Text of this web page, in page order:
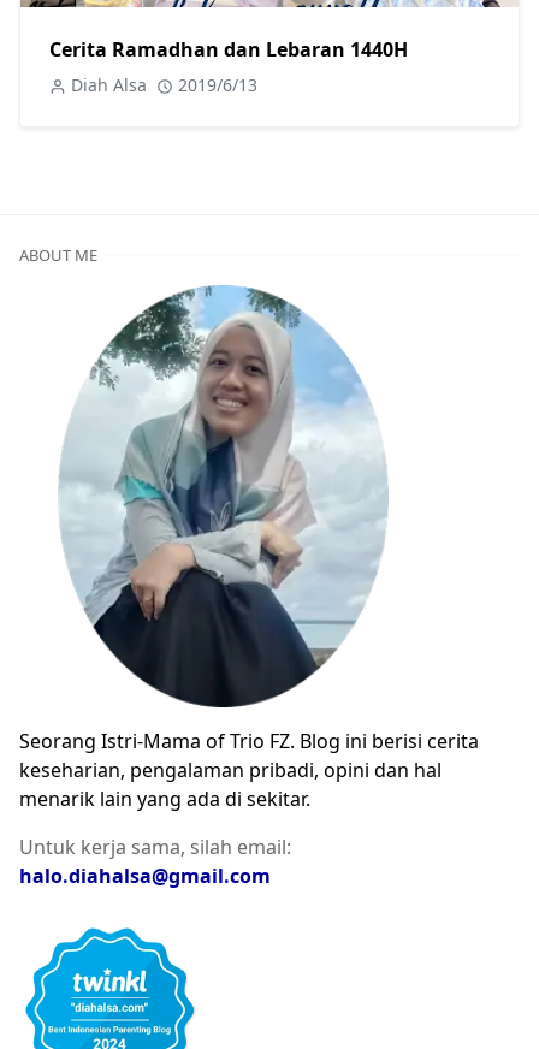
Cerita Ramadhan dan Lebaran 1440H
Diah Alsa 2019/6/13
ABOUT ME
Seorang Istri-Mama of Trio FZ. Blog ini berisi cerita
keseharian, pengalaman pribadi, opini dan hal
menarik lain yang ada di sekitar.
Untuk kerja sama, silah email:
halo.diahalsa@gmail.com